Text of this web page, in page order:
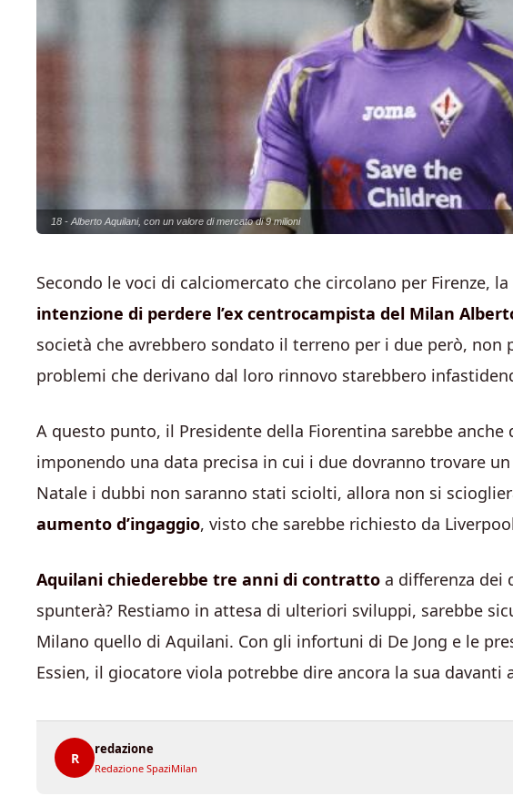
18 - Alberto Aquilani, con un valore di mercato di 9 milioni
Secondo le voci di calciomercato che circolano per Firenze,
intenzione di perdere l’ex centrocampista del Milan
società che avrebbero sondato il terreno per i due però, non
problemi che derivano dal loro rinnovo starebbero
A questo punto, il Presidente della Fiorentina sarebbe
imponendo una data precisa in cui i due dovranno trovare
Natale i dubbi non saranno stati sciolti, allora non si
aumento d’ingaggio, visto che sarebbe richiesto da
Aquilani chiederebbe tre anni di contratto a differenza dei
spunterà? Restiamo in attesa di ulteriori sviluppi, sarebbe
Milano quello di Aquilani. Con gli infortuni di De Jong e le
Essien, il giocatore viola potrebbe dire ancora la sua davanti
R
redazione
Redazione SpaziMilan